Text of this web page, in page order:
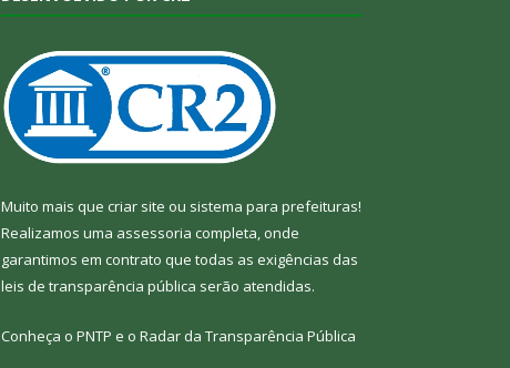
Muito mais que criar site ou sistema para prefeituras!
Realizamos uma assessoria completa, onde
garantimos em contrato que todas as exigências das
leis de transparência pública serão atendidas.
Conheça o PNTP e o Radar da Transparência Pública